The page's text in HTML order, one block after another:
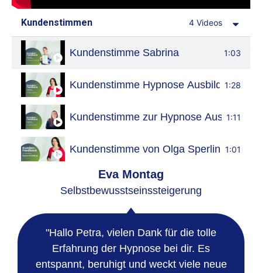
Kundenstimmen 4 Videos
Kundenstimme Sabrina 1:03
Kundenstimme Hypnose Ausbildung
1:28
Kundenstimme zur Hypnose Ausbildung
1:11
Kundenstimme von Olga1:01
"Hallo Petra, vielen Dank für die tolle
Erfahrung der Hypnose bei dir. Es
entspannt, beruhigt und weckt viele neue
Eva Montag
Selbstbewusstseinssteigerung